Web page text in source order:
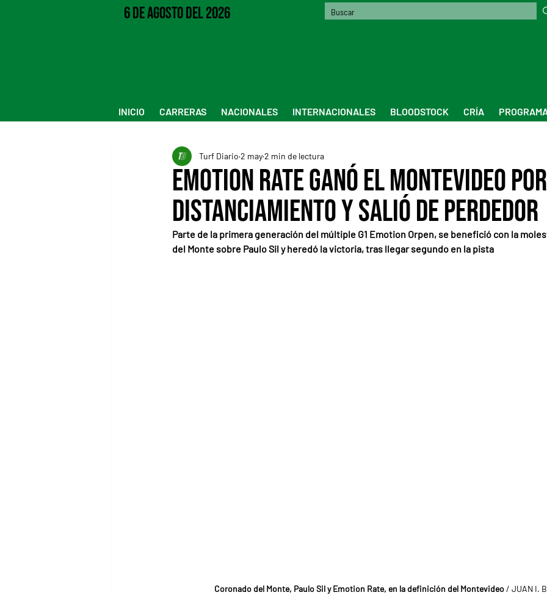
6 de Agosto del 2026
INICIO CARRERAS NACIONALES INTERNACIONALES BLOODSTOCK CRÍA
Emotion Rate ganó el Montevideo por
distanciamiento y salió de perdedor
Turf Diario 2 may2 min de lectura
Parte de la primera generación del múltiple G1 Emotion Orpen, se benefició con la
del Monte sobre Paulo Sil y heredó la victoria, tras llegar segundo en la pista
Coronado del Monte, Paulo Sil y Emotion Rate, en la definición del Montevideo / JUAN I.